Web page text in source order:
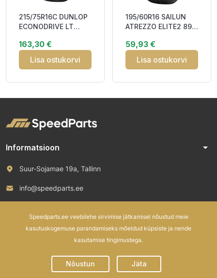
215/75R16C DUNLOP
ECONODRIVE LT
163,30 €
Lisa ostukorvi
195/60R16 SAILUN
ATREZZO ELITE2 89V
59,93 €
Lisa ostukorvi
Informatsioon arrow_drop_down
Suur-Sojamae 19a, Tallinn
info@speedparts.ee
Speedparts.ee veebilehe sirvimise jätkamisel nõustud meie
kasutuskogemuse parandamiseks mõeldud küpsiste ja nende
kasutamise tingimustega.
Nõustun Jäta